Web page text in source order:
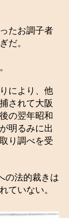
たお調子者
だ。
により、他
されて大阪
の翌年昭和
明るみに出
り調べを受
の法的裁きは
ていない。